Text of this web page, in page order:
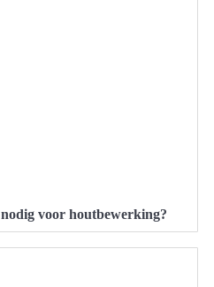
voor houtbewerking?